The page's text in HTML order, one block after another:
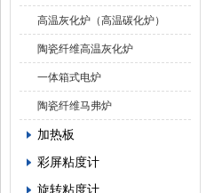
高温灰化炉（高温碳化炉）
陶瓷纤维高温灰化炉
一体箱式电炉
陶瓷纤维马弗炉
加热板
彩屏粘度计
旋转粘度计